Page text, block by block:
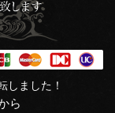
しました！
ら